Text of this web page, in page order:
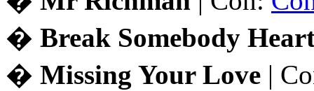
� Break Somebody
� Missing Your Love |